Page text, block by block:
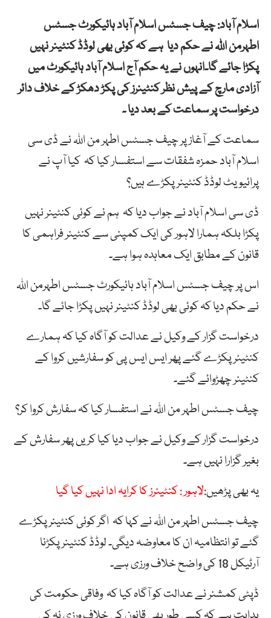
اسلام آباد: چیف جسٹس اسلام آباد ہائیکورٹ جسٹس
اطہرمن اللہ نے حکم دیا ہے کہ کوئی بھی لوڈڈ کنٹینر نہیں
پکڑا جائے گا۔انہوں نے یہ حکم آج اسلام آباد ہائیکورٹ میں
آزادی مارچ کے پیش نظر کنٹینرز کی پکڑ دھکڑ کے خلاف دائر
درخواست پر سماعت کے بعد دیا ۔
سماعت کے آغاز پر چیف جسٹس اطہر من اللہ نے ڈی سی
اسلام آباد حمزہ شفقات سے استفسار کیا کہ کیا آپ نے
پرائیویٹ لوڈڈ کنٹینر پکڑے ہیں؟
ڈی سی اسلام آباد نے جواب دیا کہ ہم نے کوئی کنٹینر نہیں
پکڑا بلکہ ہمارا لاہور کی ایک کمپنی سے کنٹینر فراہمی کا
قانون کے مطابق ایک معاہدہ ہوا ہے۔
اس پر چیف جسٹس اسلام آباد ہائیکورٹ جسٹس اطہرمن اللہ
نے حکم دیا کہ کوئی بھی لوڈڈ کنٹینر نہیں پکڑا جائے گا۔
درخواست گزار کے وکیل نے عدالت کو آگاہ کیا کہ ہمارے
کنٹینر پکڑے گئے پھر ایس ایس پی کو سفارشیں کروا کے
کنٹینر چھڑوائے گئے۔
چیف جسٹس اطہر من اللہ نے استفسار کیا کہ سفارش کروا کر؟
درخواست گزار کے وکیل نے جواب دیا کیا کریں پھر سفارش کے
بغیر گزارا نہیں ہے۔
یہ بھی پڑھیں:لاہور : کنٹینرز کا کرایہ ادا نہیں کیا گیا
چیف جسٹس اطہر من اللہ نے کہا کہ اگر کوئی کنٹینر پکڑے
گئے تو انتظامیہ ان کا معاوضہ دیگی۔ لوڈڈ کنٹینر پکڑنا
آرٹیکل 18 کی واضح خلاف ورزی ہے۔
ڈپٹی کمشنر نے عدالت کو آگاہ کیا کہ وفاقی حکومت کی